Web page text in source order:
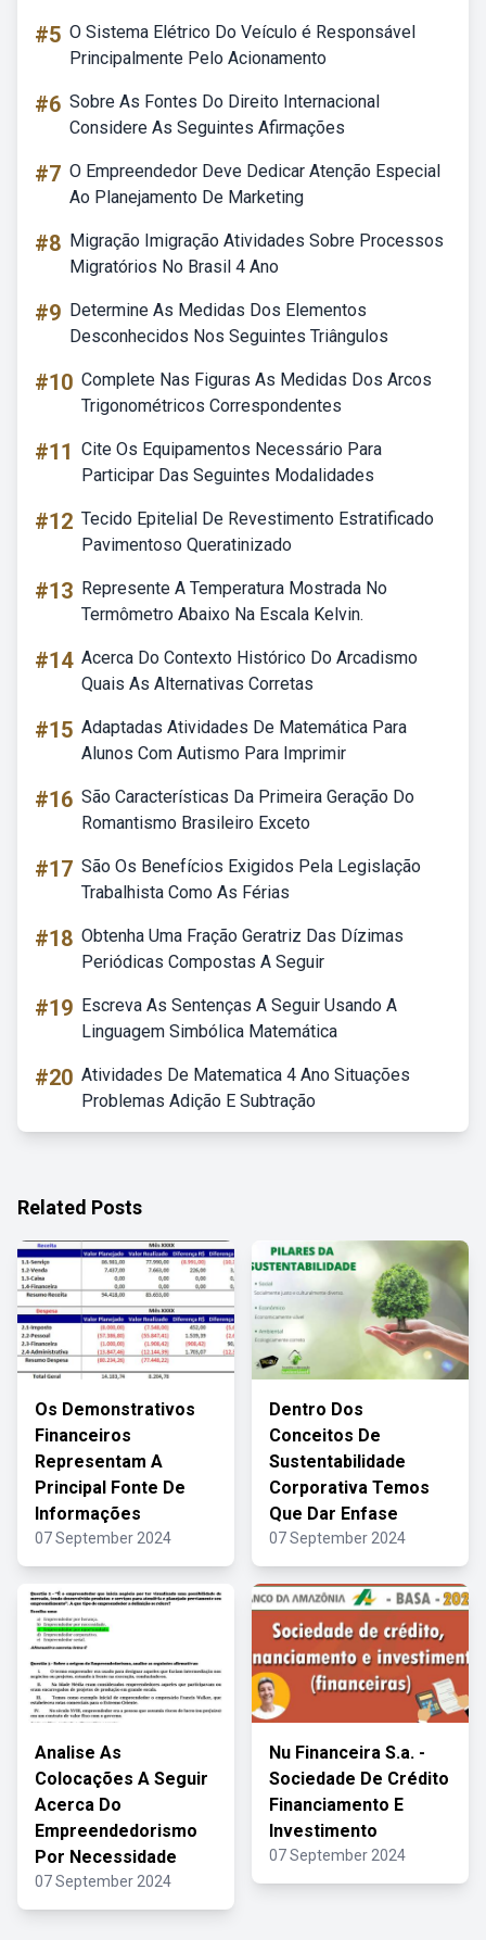
#5 O Sistema Elétrico Do Veículo é Responsável
Principalmente Pelo Acionamento
#6 Sobre As Fontes Do Direito Internacional
Considere As Seguintes Afirmações
#7 O Empreendedor Deve Dedicar Atenção Especial
Ao Planejamento De Marketing
#8 Migração Imigração Atividades Sobre Processos
Migratórios No Brasil 4 Ano
#9 Determine As Medidas Dos Elementos
Desconhecidos Nos Seguintes Triângulos
#10 Complete Nas Figuras As Medidas Dos Arcos
Trigonométricos Correspondentes
#11 Cite Os Equipamentos Necessário Para
Participar Das Seguintes Modalidades
#12 Tecido Epitelial De Revestimento Estratificado
Pavimentoso Queratinizado
#13 Represente A Temperatura Mostrada No
Termômetro Abaixo Na Escala Kelvin.
#14 Acerca Do Contexto Histórico Do Arcadismo
Quais As Alternativas Corretas
#15 Adaptadas Atividades De Matemática Para
Alunos Com Autismo Para Imprimir
#16 São Características Da Primeira Geração Do
Romantismo Brasileiro Exceto
#17 São Os Benefícios Exigidos Pela Legislação
Trabalhista Como As Férias
#18 Obtenha Uma Fração Geratriz Das Dízimas
Periódicas Compostas A Seguir
#19 Escreva As Sentenças A Seguir Usando A
Linguagem Simbólica Matemática
#20 Atividades De Matematica 4 Ano Situações
Problemas Adição E Subtração
Related Posts
Os Demonstrativos
Financeiros
Representam A
Principal Fonte De
Informações
07 September 2024
Dentro Dos
Conceitos De
Sustentabilidade
Corporativa Temos
Que Dar Enfase
07 September 2024
Analise As
Colocações A Seguir
Acerca Do
Empreendedorismo
Por Necessidade
07 September 2024
Nu Financeira S.a. -
Sociedade De Crédito
Financiamento E
Investimento
07 September 2024